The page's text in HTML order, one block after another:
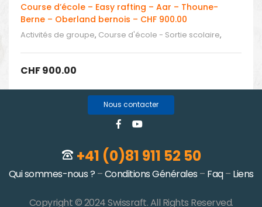
Course d’école – Easy rafting – Aar – Thoune-
Berne – Oberland bernois – CHF 900.00
Activités de groupe, Course d'école - Sortie scolaire,
CHF900.00
Nous contacter
+41 (0)81 911 52 50
Qui sommes-nous ? –Conditions Générales – Faq– Liens
Copyright © 2024 Swissraft. All Rights Reserved.